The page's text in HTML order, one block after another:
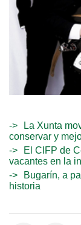
La Xunta
conservar y
El CIFP de
vacantes en la
Bugarín, a
historia